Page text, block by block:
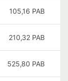
105,16 PAB
210,32 PAB
525,80 PAB